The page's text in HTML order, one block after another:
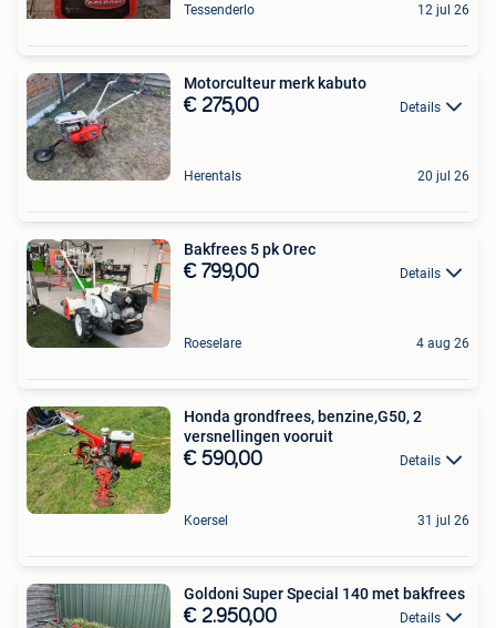
Tessenderlo 12 jul 26
Motorculteur merk kabuto
€ 275,00 Details
Herentals 20 jul 26
Bakfrees 5 pk Orec
€ 799,00 Details
Roeselare 4 aug 26
Honda grondfrees, benzine,G50, 2
versnellingen vooruit
€ 590,00 Details
Koersel 31 jul 26
Goldoni Super Special 140 met bakfrees
€ 2.950,00 Details